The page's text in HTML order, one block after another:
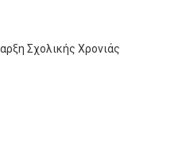
Σχολικής Χρονιάς